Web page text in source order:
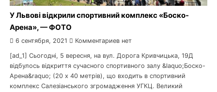
У Львові відкрили спортивний комплекс «Боско-
Арена», — ФОТО
6 сентября, 2021 Комментариев нет
[ad_1] Сьогодні, 5 вересня, на вул. Дорога Кривчицька, 19Д
відбулось відкриття сучасного спортивного залу &laquo;Боско-
Арена&raquo; (20 х 40 метрів), що входить в спортивний
комплекс Салезіанського згромадження УГКЦ. Великий